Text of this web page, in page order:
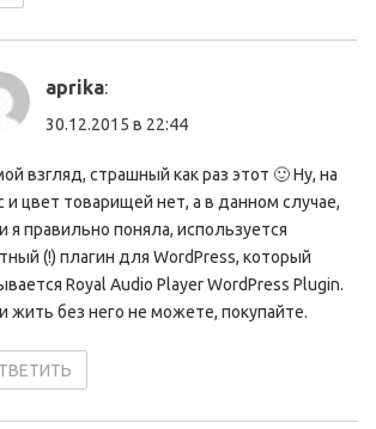
aprika:
30.12.2015 в 22:44
взгляд, страшный как раз этот 🙂 Ну, на
и цвет товарищей нет, а в данном случае,
я правильно поняла, используется
(!) плагин для WordPress, который
Royal Audio Player WordPress Plugin.
жить без него не можете, покупайте.